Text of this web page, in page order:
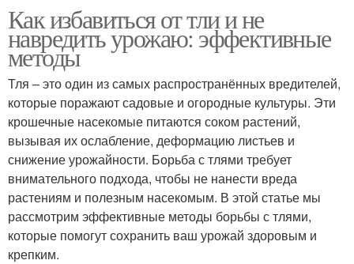
Как избавиться от тли и не
навредить урожаю: эффективные
методы
Тля – это один из самых распространённых вредителей,
которые поражают садовые и огородные культуры. Эти
крошечные насекомые питаются соком растений,
вызывая их ослабление, деформацию листьев и
снижение урожайности. Борьба с тлями требует
внимательного подхода, чтобы не нанести вреда
растениям и полезным насекомым. В этой статье мы
рассмотрим эффективные методы борьбы с тлями,
которые помогут сохранить ваш урожай здоровым и
крепким.